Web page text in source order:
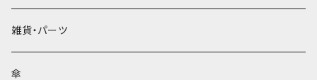
雑貨・パーツ
傘